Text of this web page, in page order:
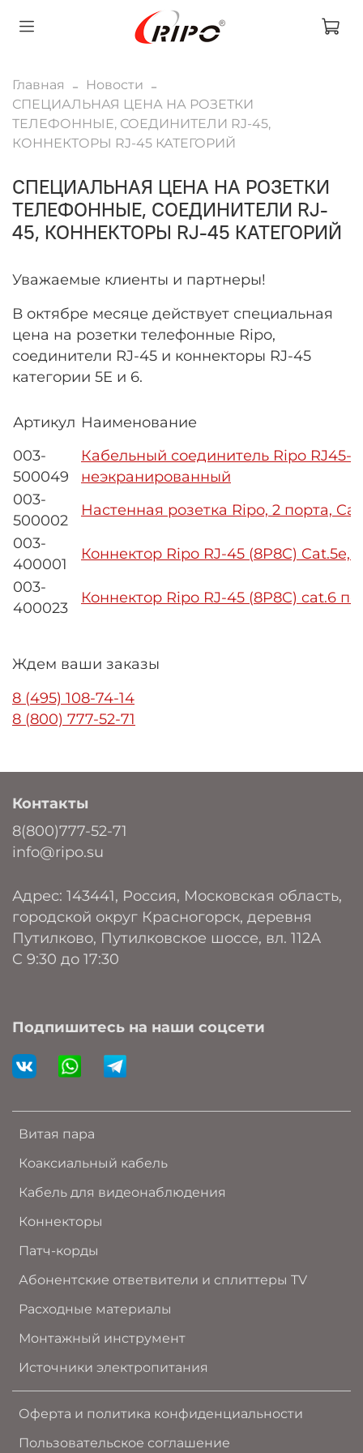
Главная
Новости
СПЕЦИАЛЬНАЯ ЦЕНА НА РОЗЕТКИ
ТЕЛЕФОННЫЕ, СОЕДИНИТЕЛИ RJ-45,
КОННЕКТОРЫ RJ-45 КАТЕГОРИЙ
СПЕЦИАЛЬНАЯ ЦЕНА НА РОЗЕТКИ
ТЕЛЕФОННЫЕ, СОЕДИНИТЕЛИ RJ-
45, КОННЕКТОРЫ RJ-45 КАТЕГОРИЙ
Уважаемые клиенты и партнеры!
В октябре месяце действует специальная
цена на розетки телефонные Ripo,
соединители RJ-45 и коннекторы RJ-45
категории 5E и 6.
Артикул Наименование
003-
500049
Кабельный соединитель Ripo RJ45-
неэкранированный
003-
500002
Настенная розетка Ripo, 2 портa,
003-
400001
Коннектор Ripo RJ-45 (8P8C)
003-
400023
Коннектор Ripo RJ-45 (8P8C) cat.6
Ждем ваши заказы
8 (495) 108-74-14
8 (800) 777-52-71
Витая пара
Коаксиальный кабель
Кабель для видеонаблюдения
Коннекторы
Патч-корды
Абонентские ответвители и сплиттеры TV
Расходные материалы
Монтажный инструмент
Источники электропитания
Оферта и политика конфиденциальности
Пользовательское соглашение
Контакты
8(800)777-52-71
info@ripo.su
Адрес: 143441, Россия, Московская область,
городской округ Красногорск, деревня
Путилково, Путилковское шоссе, вл. 112А
C 9:30 до 17:30
Подпишитесь на наши соцсети